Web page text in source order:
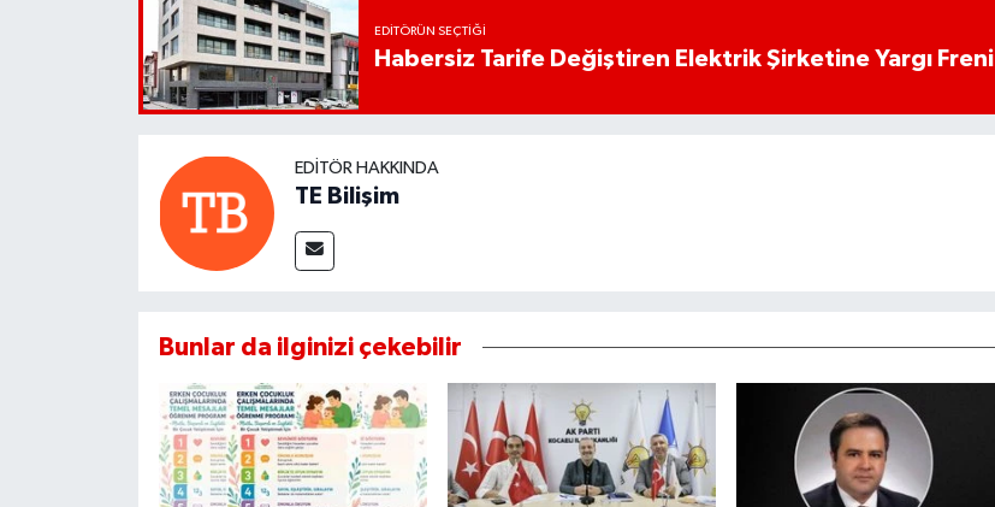
EDITÖRÜN SEÇTIĞI
Habersiz Tarife Değiştiren Elektrik Şirketine Yargı Freni
EDITÖR HAKKINDA
TE Bilişim
Bunlar da ilginizi çekebilir